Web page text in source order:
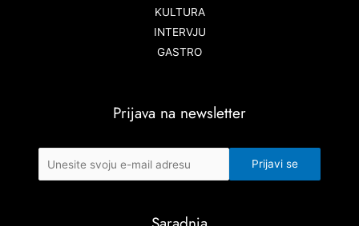
KULTURA
INTERVJU
GASTRO
Prijava na newsletter